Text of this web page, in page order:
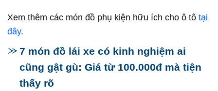
Xem thêm các món đồ phụ kiện hữu ích cho ô tô tại
đây.
7 món đồ lái xe có kinh nghiệm ai
cũng gật gù: Giá từ 100.000đ mà tiện
thấy rõ